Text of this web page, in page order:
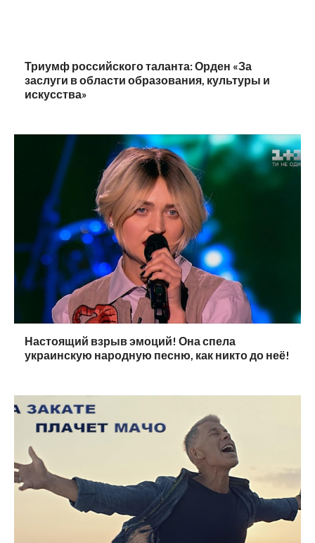
Триумф российского таланта: Орден «За
заслуги в области образования, культуры и
искусства»
Настоящий взрыв эмоций! Она спела
украинскую народную песню, как никто до неё!